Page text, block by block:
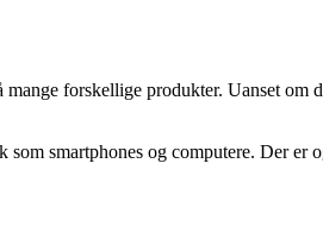
forskellige produkter. Uanset om
smartphones og computere. Der er